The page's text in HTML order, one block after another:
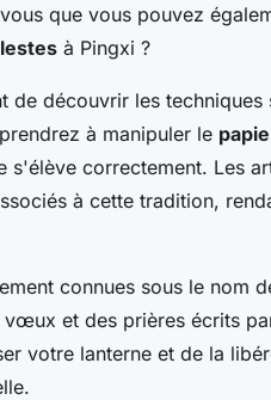
que vous pouvez
à Pingxi ?
de découvrir les
à manipuler le
s'élève correctement. Les
à cette tradition,
connues sous le nom
et des prières écrits
votre lanterne et de la